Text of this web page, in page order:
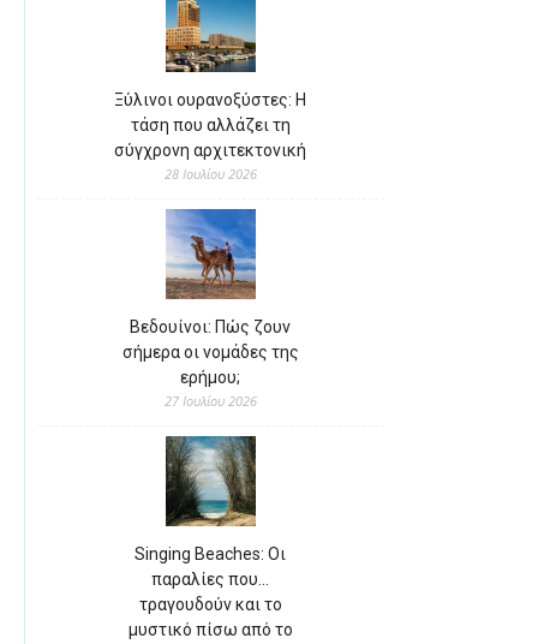
Ξύλινοι ουρανοξύστες: Η
τάση που αλλάζει τη
σύγχρονη αρχιτεκτονική
28 Ιουλίου 2026
Βεδουίνοι: Πώς ζουν
σήμερα οι νομάδες της
ερήμου;
27 Ιουλίου 2026
Singing Beaches: Οι
παραλίες που…
τραγουδούν και το
μυστικό πίσω από το